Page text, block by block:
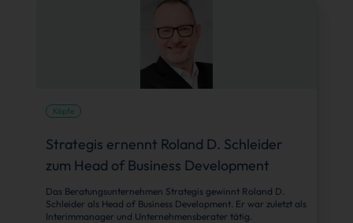
Köpfe
Strategis ernennt Roland D. Schleider
zum Head of Business Development
Das Beratungsunternehmen Strategis gewinnt Roland D.
Schleider als Head of Business Development. Er war zuletzt als
Interimmanager und Unternehmensberater tätig.